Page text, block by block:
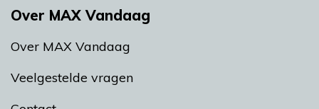
Over MAX Vandaag
Over MAX Vandaag
Veelgestelde vragen